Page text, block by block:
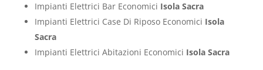
Impianti Elettrici Bar Economici Isola Sacra
Impianti Elettrici Case Di Riposo Economici Isola
Sacra
Impianti Elettrici Abitazioni Economici Isola Sacra